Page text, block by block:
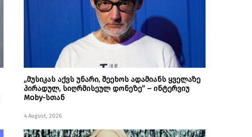
„მუსიკას აქვს უნარი, შეეხოს ადამიანს ყველაზე
პირადულ, სიღრმისეულ დონეზე” – ინტერვიუ
Moby-სთან
4 August, 2026